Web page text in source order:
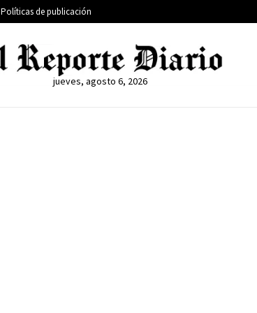
Políticas de publicación
jueves, agosto 6, 2026